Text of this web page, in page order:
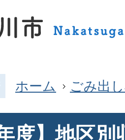
ホーム ごみ出
度】地区